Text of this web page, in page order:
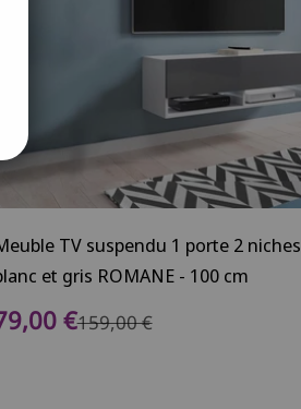
TV suspendu 1 porte 2 niches
et gris ROMANE - 100 cm
de vente
€Prix normal
159,00 €